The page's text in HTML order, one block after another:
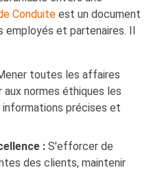
Conduite est un document
employés et partenaires. Il
toutes les affaires
normes éthiques les
précises et
: S'efforcer de
des clients, maintenir